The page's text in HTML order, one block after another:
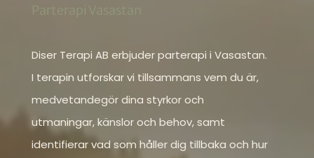
Parterapi Vasastan
Diser Terapi AB erbjuder parterapi i Vasastan.
I terapin utforskar vi tillsammans vem du är,
medvetandegör dina styrkor och
utmaningar, känslor och behov, samt
identifierar vad som håller dig tillbaka och hur